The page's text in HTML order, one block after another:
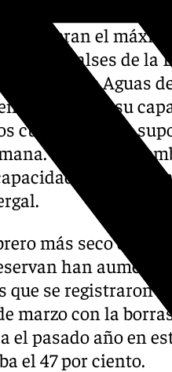
superan el
de embalses de
de Aguas
(81,9%) de su
cúbicos, lo que
Son dos los
el de
más seco de lo
han
que se registraron el
marzo con la
el pasado año en
el 47 por ciento.